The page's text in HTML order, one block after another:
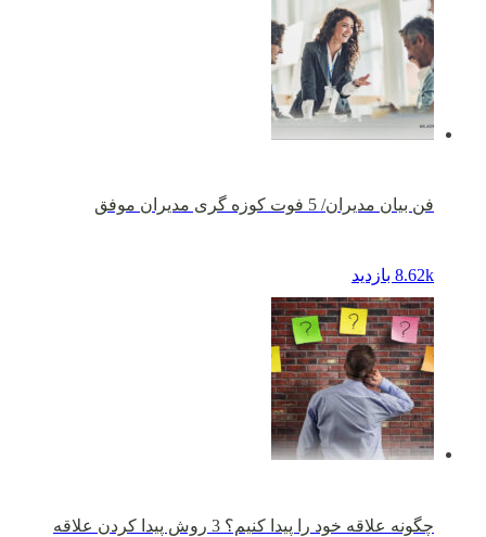
فن بیان مدیران/ 5 فوت کوزه گری مدیران موفق
8.62k بازدید
چگونه علاقه خود را پیدا کنیم؟ 3 روش پیدا کردن علاقه